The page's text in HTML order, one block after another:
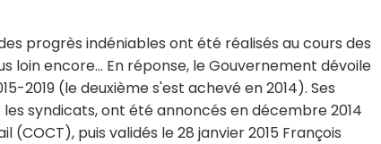
progrès indéniables ont été réalisés au cours des
loin encore… En réponse, le Gouvernement dévoile
2019 (le deuxième s'est achevé en 2014). Ses
syndicats, ont été annoncés en décembre 2014
puis validés le 28 janvier 2015 François